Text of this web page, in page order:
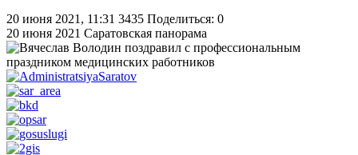
20 июня 2021, 11:31 3435 Поделиться: 0
20 июня 2021 Саратовская панорама